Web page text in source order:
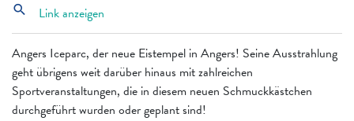
Angers Iceparc, der neue Eistempel in Angers! Seine Ausstrahlung
geht übrigens weit darüber hinaus mit zahlreichen
Sportveranstaltungen, die in diesem neuen Schmuckkästchen
durchgeführt wurden oder geplant sind!
search Link anzeigen